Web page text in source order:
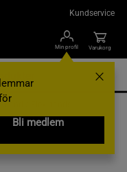
Kundservice
Min profil
Bli medlem
Varukorg
/
Kit